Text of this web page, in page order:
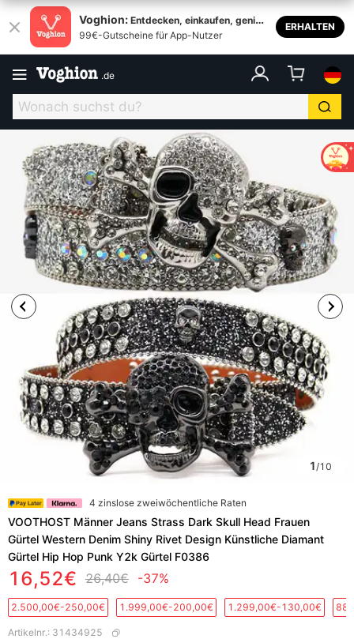
Voghion: Entdecken, einkaufen, genieß
en
99€-Gutscheine für App-Nutzer
ERHALTEN
.de
1/10
4 zinslose zweiwöchentliche Raten
VOOTHOST Männer Jeans Strass Dark Skull Head Frauen
Gürtel Western Denim Shiny Rivet Design Künstliche Diamant
Gürtel Hip Hop Punk Y2k Gürtel F0386
16,52€ 26,40€ -37%
2.500,00€-250,00€ 1.999,00€-200,00€ 1.299,00€-130,00€
Artikelnr.: 31434925